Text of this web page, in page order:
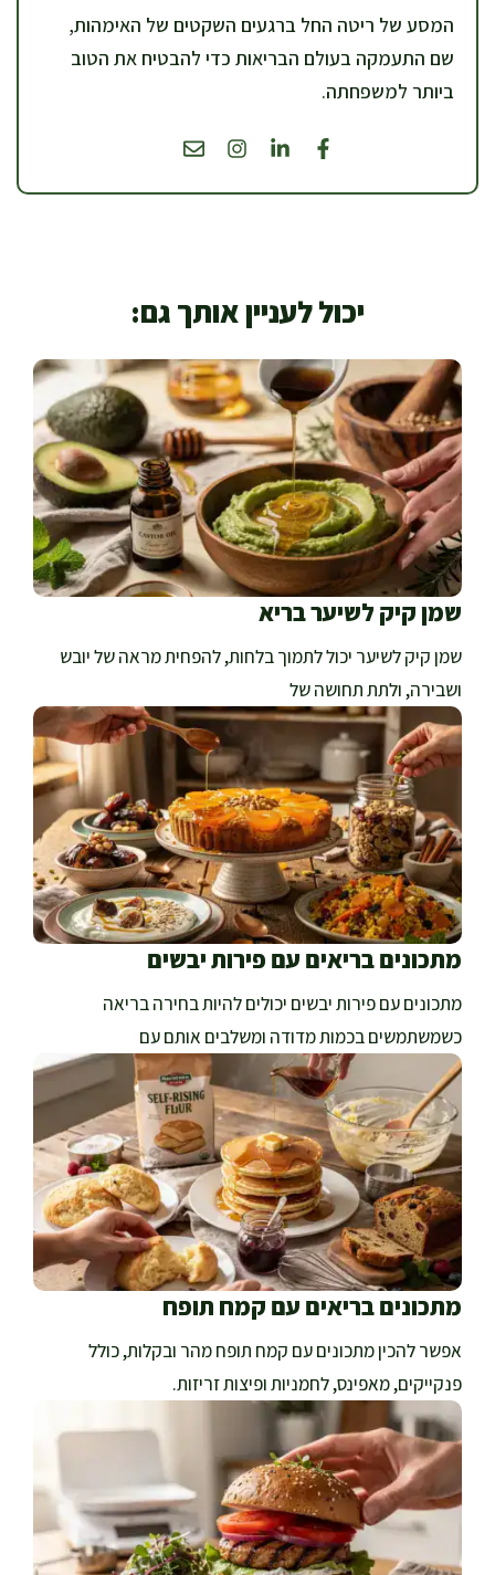
המסע של ריטה החל ברגעים השקטים של האימהות,
שם התעמקה בעולם הבריאות כדי להבטיח את הטוב
ביותר למשפחתה.
יכול לעניין אותך גם:
שמן קיק לשיער בריא
שמן קיק לשיער יכול לתמוך בלחות, להפחית מראה של יובש
ושבירה, ולתת תחושה של
מתכונים בריאים עם פירות יבשים
מתכונים עם פירות יבשים יכולים להיות בחירה בריאה
כשמשתמשים בכמות מדודה ומשלבים אותם עם
מתכונים בריאים עם קמח תופח
אפשר להכין מתכונים עם קמח תופח מהר ובקלות, כולל
פנקייקים, מאפינס, לחמניות ופיצות זריזות.